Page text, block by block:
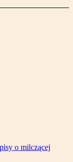
o milczącej